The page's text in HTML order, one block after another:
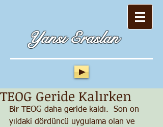
Yansı Eraslan
TEOG Geride Kalırken
Bir TEOG daha geride kaldı.  Son on
yıldaki dördüncü uygulama olan ve